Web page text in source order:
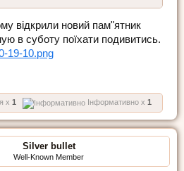
відкрили новий пам"ятник
в суботу поїхати подивитись.
x 1 Інформативно x 1
Silver bullet
Well-Known Member